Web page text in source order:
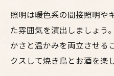
照明は暖色系の間接照明や
た雰囲気を演出しましょう
かさと温かみを両立させる
クスして焼き鳥とお酒を楽